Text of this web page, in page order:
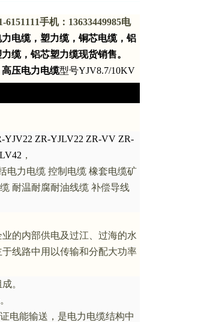
6151111手机： 13633449985电
电缆，塑力缆，铜芯电缆，铝
缆，铝芯塑力缆现货销售。
高压电力电缆型号YJV8.7/10KV
ZR-YJLV22 ZR-VV ZR-
，
电力电缆 控制电缆 橡套电缆矿
耐温耐腐耐油线缆 补偿导线
的内部供电及过江、过海的水
线路中用以传输和分配大功率
。
电能输送，是电力电缆结构中